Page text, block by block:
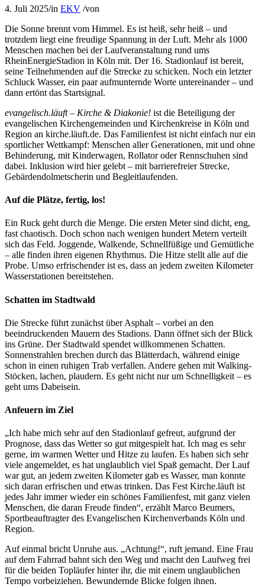
4. Juli 2025/in EKV /von
Die Sonne brennt vom Himmel. Es ist heiß, sehr heiß – und
trotzdem liegt eine freudige Spannung in der Luft. Mehr als 1000
Menschen machen bei der Laufveranstaltung rund ums
RheinEnergieStadion in Köln mit. Der 16. Stadionlauf ist bereit,
seine Teilnehmenden auf die Strecke zu schicken. Noch ein letzter
Schluck Wasser, ein paar aufmunternde Worte untereinander – und
dann ertönt das Startsignal.
evangelisch.läuft – Kirche & Diakonie! ist die Beteiligung der
evangelischen Kirchengemeinden und Kirchenkreise in Köln und
Region an kirche.läuft.de. Das Familienfest ist nicht einfach nur ein
sportlicher Wettkampf: Menschen aller Generationen, mit und ohne
Behinderung, mit Kinderwagen, Rollator oder Rennschuhen sind
dabei. Inklusion wird hier gelebt – mit barrierefreier Strecke,
Gebärdendolmetscherin und Begleitlaufenden.
Auf die Plätze, fertig, los!
Ein Ruck geht durch die Menge. Die ersten Meter sind dicht, eng,
fast chaotisch. Doch schon nach wenigen hundert Metern verteilt
sich das Feld. Joggende, Walkende, Schnellfüßige und Gemütliche
– alle finden ihren eigenen Rhythmus. Die Hitze stellt alle auf die
Probe. Umso erfrischender ist es, dass an jedem zweiten Kilometer
Wasserstationen bereitstehen.
Schatten im Stadtwald
Die Strecke führt zunächst über Asphalt – vorbei an den
beeindruckenden Mauern des Stadions. Dann öffnet sich der Blick
ins Grüne. Der Stadtwald spendet willkommenen Schatten.
Sonnenstrahlen brechen durch das Blätterdach, während einige
schon in einen ruhigen Trab verfallen. Andere gehen mit Walking-
Stöcken, lachen, plaudern. Es geht nicht nur um Schnelligkeit – es
geht ums Dabeisein.
Anfeuern im Ziel
„Ich habe mich sehr auf den Stadionlauf gefreut, aufgrund der
Prognose, dass das Wetter so gut mitgespielt hat. Ich mag es sehr
gerne, im warmen Wetter und Hitze zu laufen. Es haben sich sehr
viele angemeldet, es hat unglaublich viel Spaß gemacht. Der Lauf
war gut, an jedem zweiten Kilometer gab es Wasser, man konnte
sich daran erfrischen und etwas trinken. Das Fest Kirche.läuft ist
jedes Jahr immer wieder ein schönes Familienfest, mit ganz vielen
Menschen, die daran Freude finden“, erzählt Marco Beumers,
Sportbeauftragter des Evangelischen Kirchenverbands Köln und
Region.
Auf einmal bricht Unruhe aus. „Achtung!“, ruft jemand. Eine Frau
auf dem Fahrrad bahnt sich den Weg und macht den Laufweg frei
für die beiden Topläufer hinter ihr, die mit einem unglaublichen
Tempo vorbeiziehen. Bewundernde Blicke folgen ihnen.